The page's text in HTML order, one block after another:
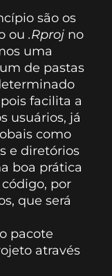
são os
ou .Rproj no
uma
de pastas
facilita a
usuários, já
como
e diretórios
boa prática
por
que será
pacote
através